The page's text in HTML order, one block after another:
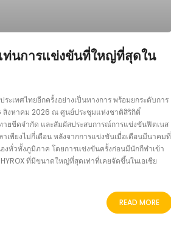
ท่นการแข่งขันที่ใหญ่ที่สุดใน
ะเทศไทยอีกครั้งอย่างเป็นทางการ พร้อมยกระดับการ
สิงหาคม 2026 ณ ศูนย์ประชุมแห่งชาติสิริกิติ์
ยขีดจำกัด และสัมผัสประสบการณ์การแข่งขันฟิตเนส
เพียงไม่กี่เดือน หลังจากการแข่งขันเมื่อเดือนมีนาคมที่
งทั่วทั้งภูมิภาค โดยการแข่งขันครั้งก่อนมีนักกีฬาเข้า
ที่มีขนาดใหญ่ที่สุดเท่าที่เคยจัดขึ้นในเอเชีย
READ MORE